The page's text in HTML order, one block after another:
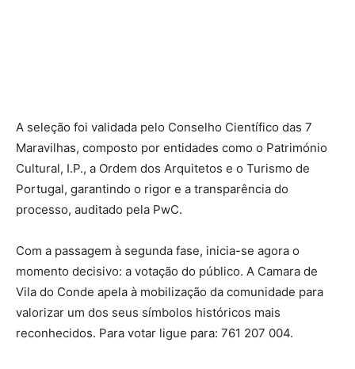
A seleção foi validada pelo Conselho Científico das 7
Maravilhas, composto por entidades como o Património
Cultural, I.P., a Ordem dos Arquitetos e o Turismo de
Portugal, garantindo o rigor e a transparência do
processo, auditado pela PwC.
Com a passagem à segunda fase, inicia-se agora o
momento decisivo: a votação do público. A Camara de
Vila do Conde apela à mobilização da comunidade para
valorizar um dos seus símbolos históricos mais
reconhecidos. Para votar ligue para: 761 207 004.